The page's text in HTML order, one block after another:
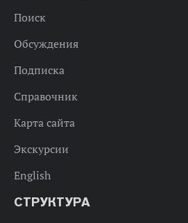
Поиск
Обсуждения
Подписка
Справочник
Карта сайта
Экскурсии
English
СТРУКТУРА